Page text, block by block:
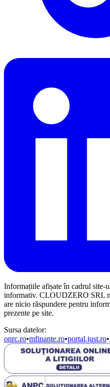
Informațiile afișate în cadrul site-
informativ. CLOUDZERO SRL
are nicio răspundere pentru
prezente pe site.
Sursa datelor:
onrc.ro•mfinante.ro•portal.just.ro•